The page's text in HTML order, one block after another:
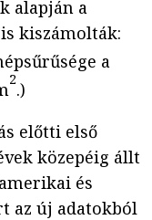
alapján a
kiszámolták:
a
2.)
előtti első
közepéig állt
és
az új adatokból